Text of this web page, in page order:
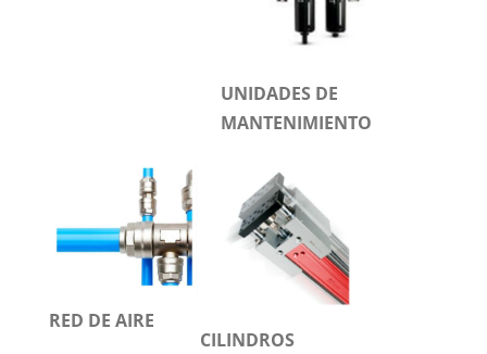
UNIDADES DE
MANTENIMIENTO
RED DE AIRE
CILINDROS